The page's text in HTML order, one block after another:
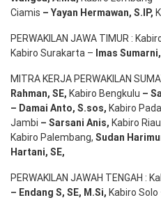
Ciamis – Yayan Hermawan, S.IP,
PERWAKILAN JAWA TIMUR :
Kabiro Surakarta – Imas Sumarni,
MITRA KERJA PERWAKILAN
Rahman, SE, Kabiro Bengkulu –
– Damai Anto, S.sos, Kabiro
Jambi – Sarsani Anis, Kabiro
Kabiro Palembang, Sudan
Hartani, SE,
PERWAKILAN JAWAH TENGAH :
– Endang S, SE, M.Si, Kabiro Solo